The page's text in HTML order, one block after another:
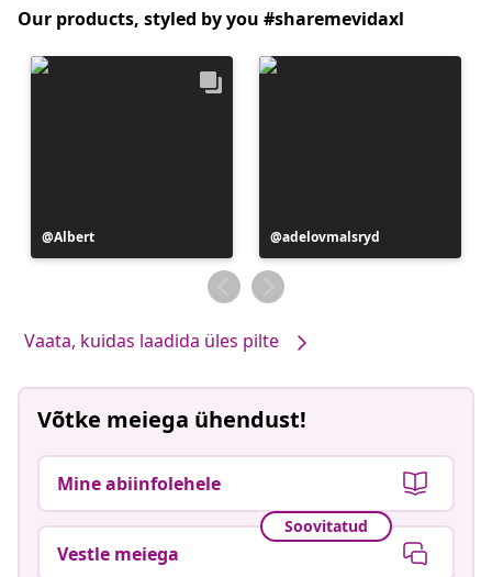
Our products, styled by you #sharemevidaxl
Postitus
avaldatud
Albert
Postitus
avaldatud
adelovmalsryd
Vaata, kuidas laadida üles pilte
Võtke meiega ühendust!
Mine abiinfolehele
Soovitatud
Vestle meiega